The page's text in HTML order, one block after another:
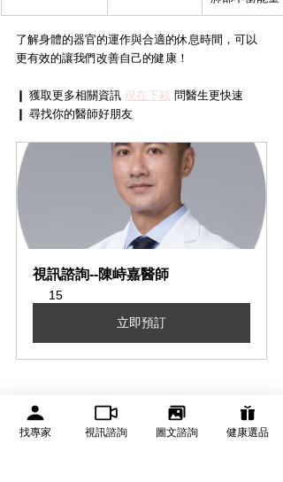
了解身體的器官的運作與合適的休息時間，可以
更有效的讓我們改善自己的健康！
❙ 獲取更多相關資訊 現在下載 問醫生更快速
❙ 尋找你的醫師好朋友
視訊諮詢--陳峙嘉醫師
15
立即預訂
腎臟 排毒 經絡系統
健康專題
找專家 視訊諮詢 圖文諮詢 健康選品